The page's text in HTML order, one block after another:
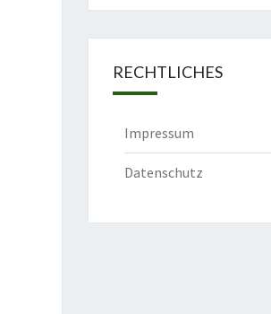
RECHTLICHES
Impressum
Datenschutz